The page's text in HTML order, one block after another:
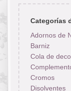
Categorías
Adornos de
Barniz
Cola de
Cromos
Disolventes